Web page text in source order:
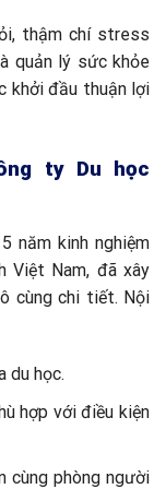
thậm chí stress
quản lý sức khỏe
khởi đầu thuận lợi
ty Du học
năm kinh nghiệm
Việt Nam, đã xây
cùng chi tiết. Nội
du học.
hợp với điều kiện
cùng phòng người